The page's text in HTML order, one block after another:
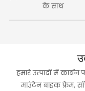
के साथ
हमारे उत्पादों में कार्बन
माउंटेन बाइक फ्रेम,